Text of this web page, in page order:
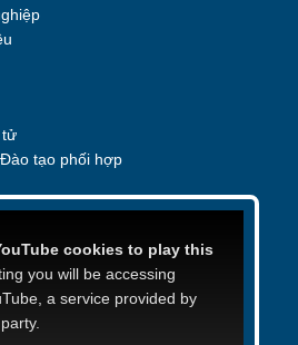
tử
tạo phối hợp
cookies to play this
you will be accessing
a service provided by